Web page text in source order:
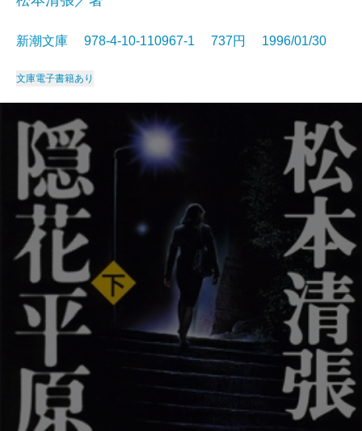
新潮文庫 978-4-10-110967-1 737円 1996/01/30
文庫電子書籍あり